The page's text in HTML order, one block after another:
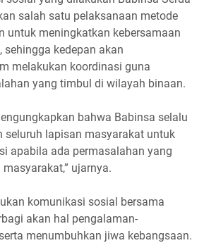
salah satu pelaksanaan metode
untuk meningkatkan kebersamaan
sehingga kedepan akan
melakukan koordinasi guna
yang timbul di wilayah binaan.
bahwa Babinsa selalu
seluruh lapisan masyarakat untuk
apabila ada permasalahan yang
ujarnya.
komunikasi sosial bersama
akan hal pengalaman-
menumbuhkan jiwa kebangsaan.